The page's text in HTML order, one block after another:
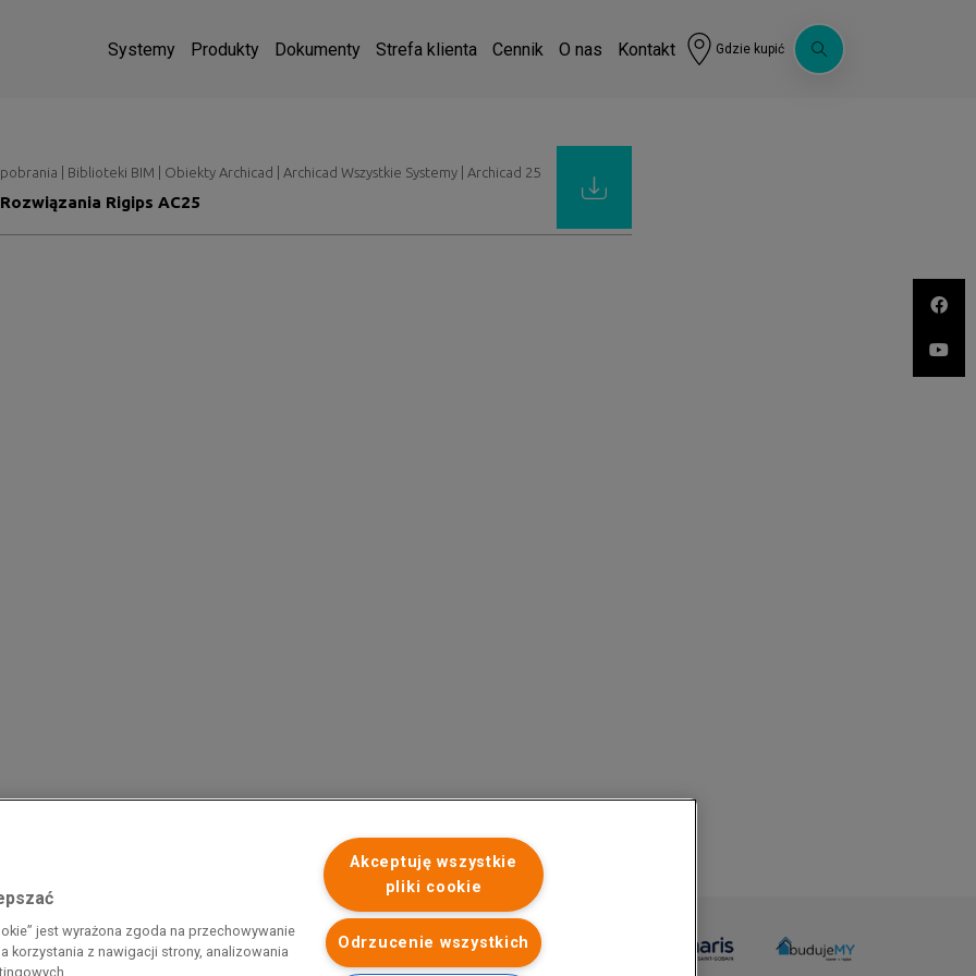
Systemy Produkty Dokumenty Strefa klienta Cennik O nas Kontakt Gdzie kupić
| Biblioteki BIM | Obiekty Archicad | Archicad Wszystkie Systemy | Archicad 25
Rozwiązania Rigips AC25
i energii elektrycznej w 2023 r.”. Przedsiębiorca uzyskał
„Pomoc dla sektorów energochłonnych związana z nagłymi
jest wyrażona zgoda na przechowywanie
korzystania z nawigacji strony, analizowania
Akceptuję wszystkie
pliki cookie
Odrzucenie wszystkich